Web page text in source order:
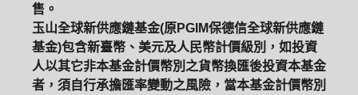
售。
玉山全球新供應鏈基金(原PGIM保德信全球新供應鏈
基金)包含新臺幣、美元及人民幣計價級別，如投資
人以其它非本基金計價幣別之貨幣換匯後投資本基金
者，須自行承擔匯率變動之風險，當本基金計價幣別